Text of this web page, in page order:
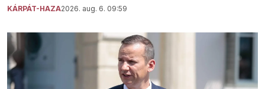
KÁRPÁT-HAZA2026. aug. 6. 09:59